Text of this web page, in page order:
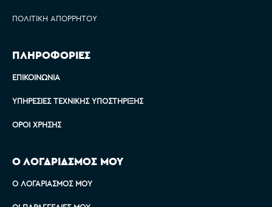
ΠΟΛΙΤΙΚΉ ΑΠΟΡΡΉΤΟΥ
ΠΛΗΡΟΦΟΡΙΕΣ
ΕΠΙΚΟΙΝΩΝΊΑ
ΥΠΗΡΕΣΊΕΣ ΤΕΧΝΙΚΉΣ ΥΠΟΣΤΉΡΙΞΗΣ
ΌΡΟΙ ΧΡΉΣΗΣ
Ο ΛΟΓΑΡΙΑΣΜΟΣ ΜΟΥ
Ο ΛΟΓΑΡΙΑΣΜΌΣ ΜΟΥ